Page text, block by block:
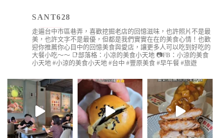
SANT628
走遍台中市區巷弄，喜歡挖掘老店的回憶滋味，也許照片不是最
美，也許文字不是最優，但都是我們實實在在的美食心情！也歡
迎你推薦你心目中的回憶美食與愛店，讓更多人可以吃到好吃的
大餐小吃～～ 📑部落格：小凉的美食小天地 📷FB：小涼的美食
小天地 #小涼的美食小天地 #台中 #豐原美食 #早午餐 #旅遊